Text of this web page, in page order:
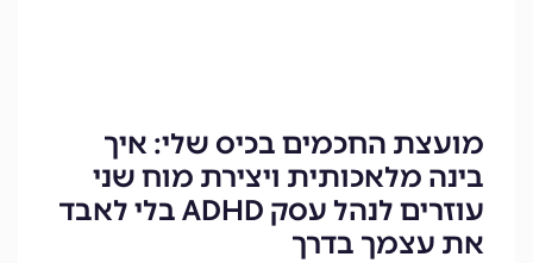
מועצת החכמים בכיס שלי: איך
בינה מלאכותית ויצירת מוח שני
עוזרים לנהל עסק ADHD בלי לאבד
את עצמך בדרך